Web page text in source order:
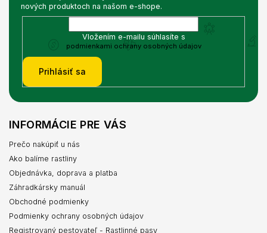
nových produktoch na našom e-shope.
Vložením e-mailu súhlasíte s
podmienkami ochrany osobných údajov
Prihlásiť sa
INFORMÁCIE PRE VÁS
Prečo nakúpiť u nás
Ako balíme rastliny
Objednávka, doprava a platba
Záhradkársky manuál
Obchodné podmienky
Podmienky ochrany osobných údajov
Registrovaný pestovateľ - Rastlinné pasy